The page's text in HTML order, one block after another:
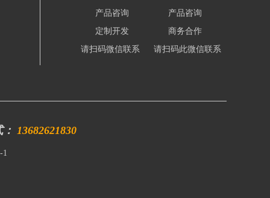
产品咨询
定制开发
请扫码微信联系
产品咨询
商务合作
请扫码此微信联系
13682621830
1